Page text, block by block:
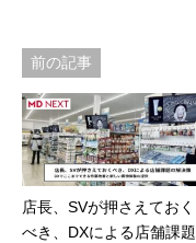
投
稿
ナ
ビ
ゲ
前の記事
店長、SVが押さえておく
べき、DXによる店舗課題